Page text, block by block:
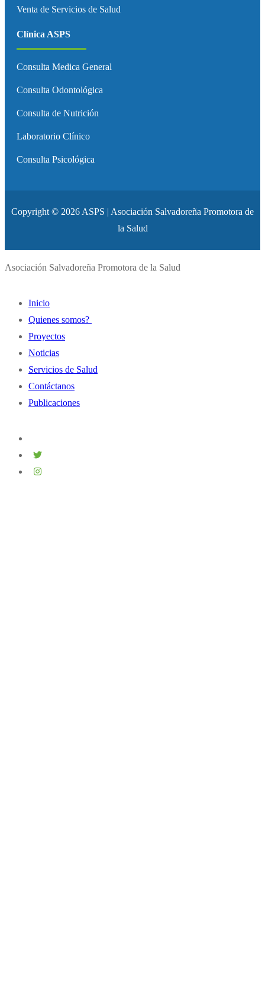
Venta de Servicios de Salud
Clínica ASPS
Consulta Medica General
Consulta Odontológica
Consulta de Nutrición
Laboratorio Clínico
Consulta Psicológica
Copyright © 2026 ASPS | Asociación Salvadoreña Promotora de
la Salud
Asociación Salvadoreña Promotora de la Salud
Inicio
Quienes somos?
Historia
Misión y Visión
Principios y Valores
Autoridades Institucionales
Proyectos
Noticias
Servicios de Salud
Contáctanos
Publicaciones